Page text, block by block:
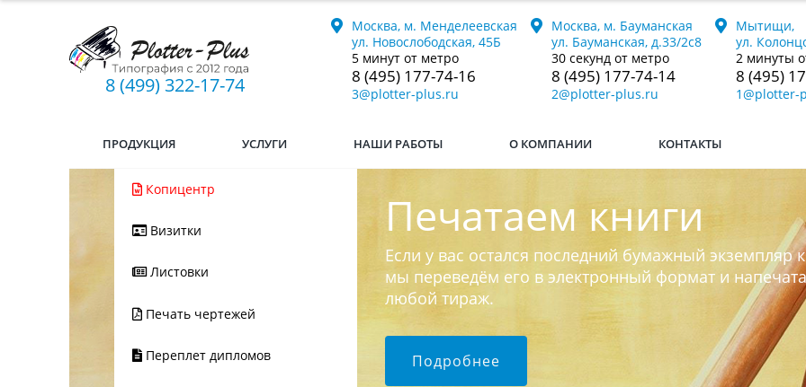
8 (499) 322-17-74
Москва, м. Менделеевская
ул. Новослободская, 45Б
5 минут от метро
8 (495) 177-74-16
3@plotter-plus.ru
Москва, м. Бауманская
ул. Бауманская, д.33/2с8
30 секунд от метро
8 (495) 177-74-14
2@plotter-plus.ru
Мытищи,
ул.
2 минуты
8 (495)
1@plotter-
ПРОДУКЦИЯ УСЛУГИ НАШИ РАБОТЫ О КОМПАНИИ КОНТАКТЫ
Копицентр
Визитки
Листовки
Печать чертежей
Переплет дипломов
Печатаем книги
Если у вас остался последний бумажный экземпляр
мы переведём его в электронный формат и
любой тираж.
Подробнее